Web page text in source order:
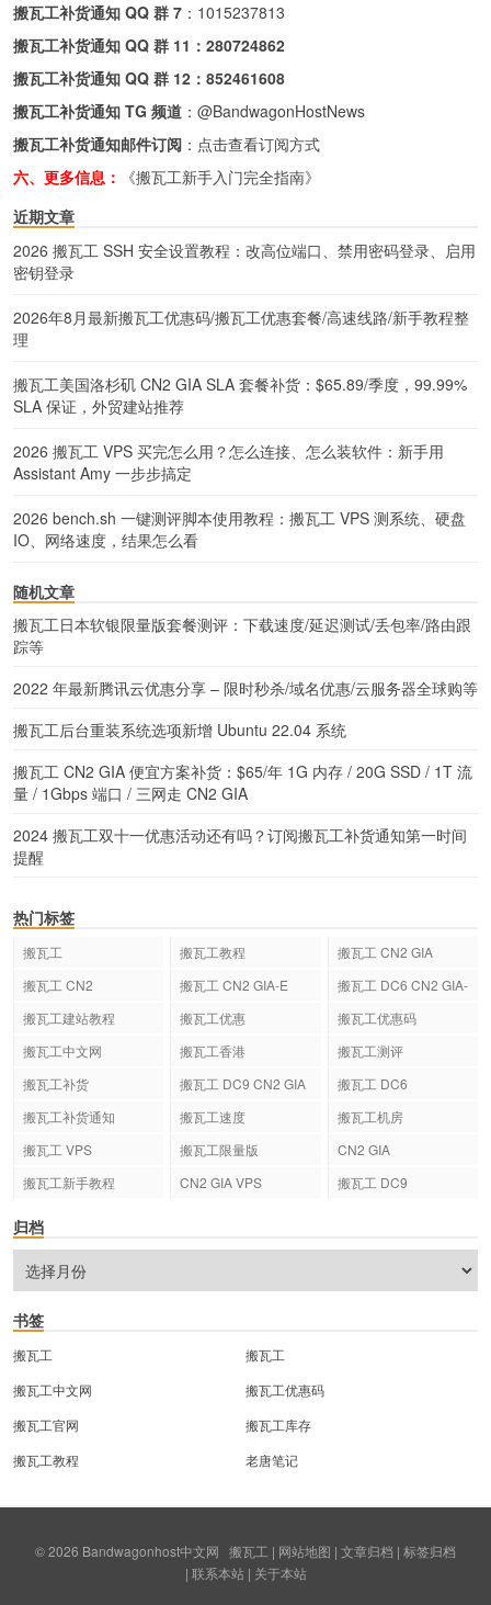
搬瓦工补货通知 QQ 群 7 ： 1015237813
搬瓦工补货通知 QQ 群 11： 280724862
搬瓦工补货通知 QQ 群 12： 852461608
搬瓦工补货通知 TG 频道 ： @BandwagonHostNews
搬瓦工补货通知邮件订阅 ： 点击查看订阅方式
六、更多信息：
《搬瓦工新手入门完全指南》
近期文章
2026 搬瓦工 SSH 安全设置教程：改高位端口、禁用密码登录、启用
密钥登录
2026年8月最新搬瓦工优惠码/搬瓦工优惠套餐/高速线路/新手教程整
理
搬瓦工美国洛杉矶 CN2 GIA SLA 套餐补货：$65.89/季度，99.99%
SLA 保证，外贸建站推荐
2026 搬瓦工 VPS 买完怎么用？怎么连接、怎么装软件：新手用
Assistant Amy 一步步搞定
2026 bench.sh 一键测评脚本使用教程：搬瓦工 VPS 测系统、硬盘
IO、网络速度，结果怎么看
随机文章
搬瓦工日本软银限量版套餐测评：下载速度/延迟测试/丢包率/路由跟
踪等
2022 年最新腾讯云优惠分享 – 限时秒杀/域名优惠/云服务器全球购等
搬瓦工后台重装系统选项新增 Ubuntu 22.04 系统
搬瓦工 CN2 GIA 便宜方案补货：$65/年 1G 内存 / 20G SSD / 1T 流
量 / 1Gbps 端口 / 三网走 CN2 GIA
2024 搬瓦工双十一优惠活动还有吗？订阅搬瓦工补货通知第一时间
提醒
热门标签
搬瓦工 搬瓦工教程
搬瓦工 CN2 GIA
搬瓦工 CN2
搬瓦工 CN2 GIA-E
搬瓦工 DC6 CN2 GIA-
搬瓦工建站教程 搬瓦工优惠
搬瓦工优惠码
搬瓦工中文网
搬瓦工香港
搬瓦工测评
搬瓦工补货
搬瓦工 DC9 CN2 GIA
搬瓦工 DC6
搬瓦工补货通知
搬瓦工速度
搬瓦工机房
搬瓦工 VPS
搬瓦工限量版
CN2 GIA
搬瓦工新手教程
CN2 GIA VPS 搬瓦工 DC9
归档
书签
搬瓦工
搬瓦工
搬瓦工中文网
搬瓦工优惠码
搬瓦工官网
搬瓦工库存
搬瓦工教程
老唐笔记
© 2026 Bandwagonhost中文网 搬瓦工 | 网站地图 | 文章归档 | 标签归档
| 联系本站| 关于本站